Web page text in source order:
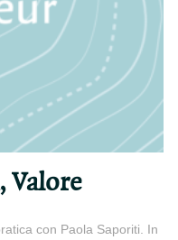
Valore
con Paola Saporiti. In